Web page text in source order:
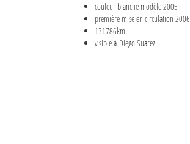
couleur blanche modèle 2005
première mise en circulation 2006
131786km
visible à Diego Suarez